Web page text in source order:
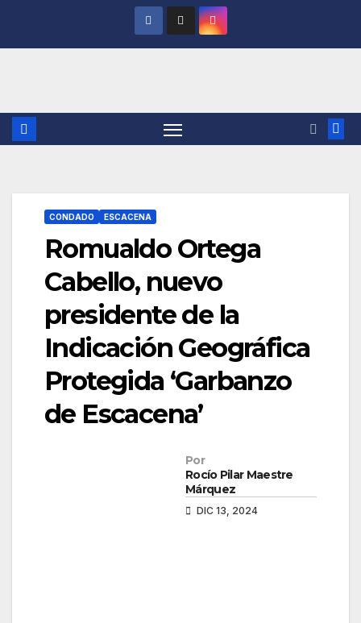
CONDADO ESCACENA
Romualdo Ortega
Cabello, nuevo
presidente de la
Indicación Geográfica
Protegida ‘Garbanzo
de Escacena’
Por
Rocío Pilar Maestre
Márquez
DIC 13, 2024